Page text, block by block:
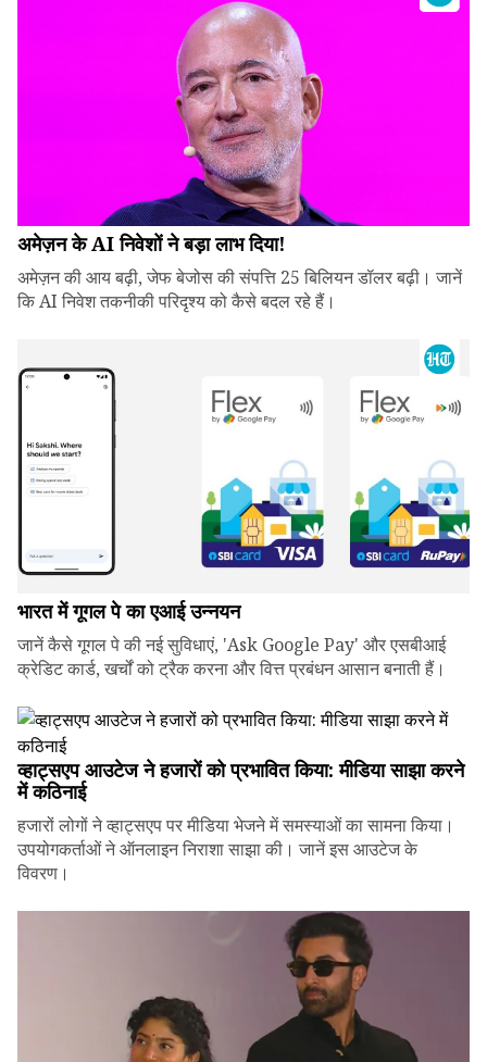
अमेज़न के AI निवेशों ने बड़ा लाभ दिया!
अमेज़न की आय बढ़ी, जेफ बेजोस की संपत्ति 25 बिलियन डॉलर बढ़ी। जानें
कि AI निवेश तकनीकी परिदृश्य को कैसे बदल रहे हैं।
भारत में गूगल पे का एआई उन्नयन
जानें कैसे गूगल पे की नई सुविधाएं, 'Ask Google Pay' और एसबीआई
क्रेडिट कार्ड, खर्चों को ट्रैक करना और वित्त प्रबंधन आसान बनाती हैं।
व्हाट्सएप आउटेज ने हजारों को प्रभावित किया: मीडिया साझा करने
में कठिनाई
हजारों लोगों ने व्हाट्सएप पर मीडिया भेजने में समस्याओं का सामना किया।
उपयोगकर्ताओं ने ऑनलाइन निराशा साझा की। जानें इस आउटेज के
विवरण।